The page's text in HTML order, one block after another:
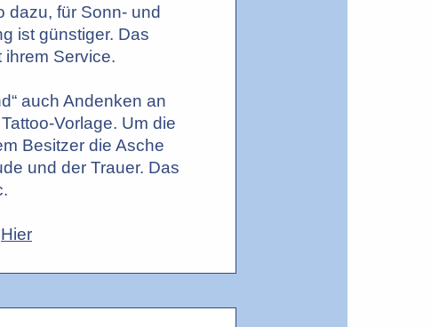
dazu, für Sonn- und
ist günstiger. Das
Service.
auch Andenken an
Vorlage. Um die
Besitzer die Asche
und der Trauer. Das
Hier